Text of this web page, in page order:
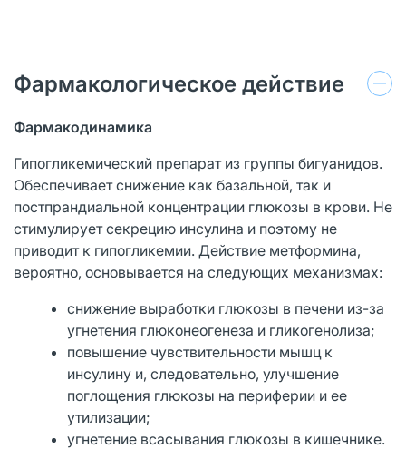
Фармакологическое действие
Фармакодинамика
Гипогликемический препарат из группы бигуанидов.
Обеспечивает снижение как базальной, так и
постпрандиальной концентрации глюкозы в крови. Не
стимулирует секрецию инсулина и поэтому не
приводит к гипогликемии. Действие метформина,
вероятно, основывается на следующих механизмах:
снижение выработки глюкозы в печени из-за
угнетения глюконеогенеза и гликогенолиза;
повышение чувствительности мышц к
инсулину и, следовательно, улучшение
поглощения глюкозы на периферии и ее
утилизации;
угнетение всасывания глюкозы в кишечнике.